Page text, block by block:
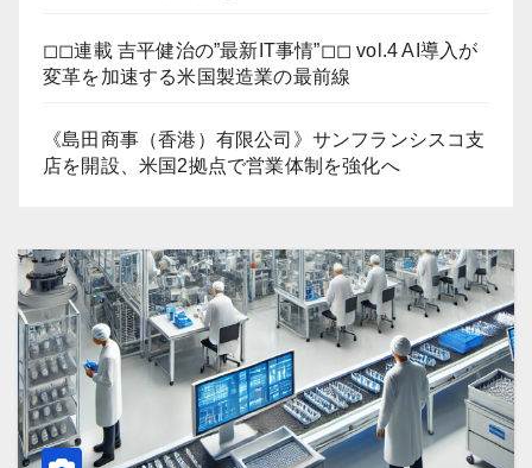
◻︎◻︎連載 吉平健治の”最新IT事情”◻︎◻︎ vol.4 AI導入が
変革を加速する米国製造業の最前線
《島田商事（香港）有限公司》サンフランシスコ支
店を開設、米国2拠点で営業体制を強化へ